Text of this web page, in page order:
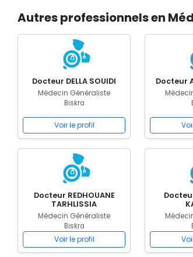
Autres professionnels en
Docteur DELLA SOUIDI
Médecin Généraliste
Biskra
Voir le profil
Docteur
Docteur REDHOUANE
TARHLISSIA
Médecin Généraliste
Biskra
Voir le profil